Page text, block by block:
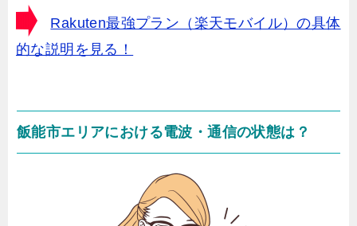
Rakuten最強プラン（楽天モバイル）の具体
的な説明を見る！
飯能市エリアにおける電波・通信の状態は？